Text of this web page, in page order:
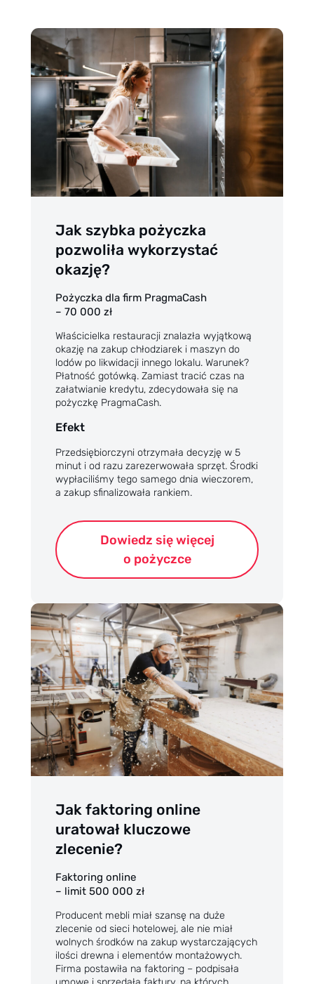
Jak szybka pożyczka
pozwoliła wykorzystać
okazję?
Pożyczka dla firm PragmaCash
– 70 000 zł
Właścicielka restauracji znalazła wyjątkową
okazję na zakup chłodziarek i maszyn do
lodów po likwidacji innego lokalu. Warunek?
Płatność gotówką. Zamiast tracić czas na
załatwianie kredytu, zdecydowała się na
pożyczkę PragmaCash.
Efekt
Przedsiębiorczyni otrzymała decyzję w 5
minut i od razu zarezerwowała sprzęt. Środki
wypłaciliśmy tego samego dnia wieczorem,
a zakup sfinalizowała rankiem.
Dowiedz się więcej
o pożyczce
Jak faktoring online
uratował kluczowe
zlecenie?
Faktoring online
– limit 500 000 zł
Producent mebli miał szansę na duże
zlecenie od sieci hotelowej, ale nie miał
wolnych środków na zakup wystarczających
ilości drewna i elementów montażowych.
Firma postawiła na faktoring – podpisała